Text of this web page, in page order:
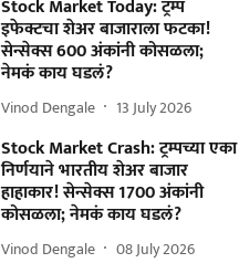
Stock Market Today: ट्रम्प
इफेक्टचा शेअर बाजाराला फटका!
सेन्सेक्स 600 अंकांनी कोसळला;
नेमकं काय घडलं?
Vinod Dengale 13 July 2026
Stock Market Crash: ट्रम्पच्या एका
निर्णयाने भारतीय शेअर बाजार
हाहाकार! सेन्सेक्स 1700 अंकांनी
कोसळला; नेमकं काय घडलं?
Vinod Dengale 08 July 2026